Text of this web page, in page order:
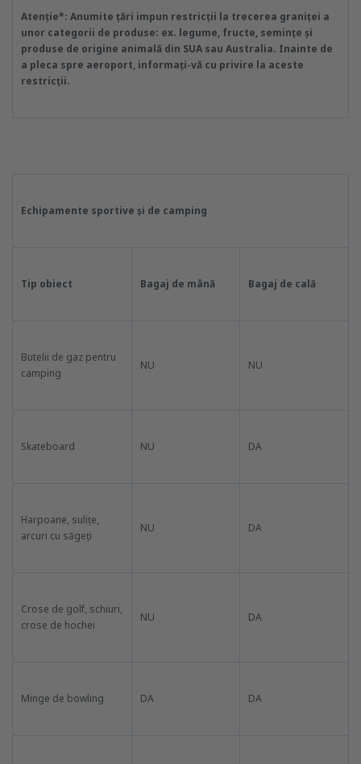
Atenție*: Anumite țări impun restricții la trecerea graniței a
unor categorii de produse: ex. legume, fructe, semințe și
produse de origine animală din SUA sau Australia. Inainte de
a pleca spre aeroport, informați-vă cu privire la aceste
restricții.
Echipamente sportive și de camping
Tip obiect Bagaj de mână Bagaj de cală
Butelii de gaz pentru
camping
NU NU
Skateboard NU DA
Harpoane, sulițe,
arcuri cu săgeți
NU DA
Crose de golf, schiuri,
crose de hochei
NU DA
Minge de bowling DA DA